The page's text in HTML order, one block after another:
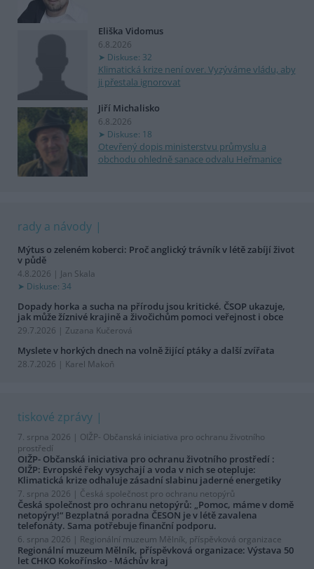
Eliška Vidomus
6.8.2026
Diskuse: 32
Klimatická krize není over. Vyzýváme vládu, aby
ji přestala ignorovat
Jiří Michalisko
6.8.2026
Diskuse: 18
Otevřený dopis ministerstvu průmyslu a
obchodu ohledně sanace odvalu Heřmanice
rady a návody
Mýtus o zeleném koberci: Proč anglický trávník v létě zabíjí život
v půdě
4.8.2026 | Jan Skala
Diskuse: 34
Dopady horka a sucha na přírodu jsou kritické. ČSOP ukazuje,
jak může žíznivé krajině a živočichům pomoci veřejnost i obce
29.7.2026 | Zuzana Kučerová
Myslete v horkých dnech na volně žijící ptáky a další zvířata
28.7.2026 | Karel Makoň
tiskové zprávy
7. srpna 2026 | OIŽP- Občanská iniciativa pro ochranu životního
prostředí
OIŽP- Občanská iniciativa pro ochranu životního prostředí :
OIŽP: Evropské řeky vysychají a voda v nich se otepluje:
Klimatická krize odhaluje zásadní slabinu jaderné energetiky
7. srpna 2026 | Česká společnost pro ochranu netopýrů
Česká společnost pro ochranu netopýrů: „Pomoc, máme v domě
netopýry!“ Bezplatná poradna ČESON je v létě zavalena
telefonáty. Sama potřebuje finanční podporu.
6. srpna 2026 | Regionální muzeum Mělník, příspěvková organizace
Regionální muzeum Mělník, příspěvková organizace: Výstava 50
let CHKO Kokořínsko - Máchův kraj